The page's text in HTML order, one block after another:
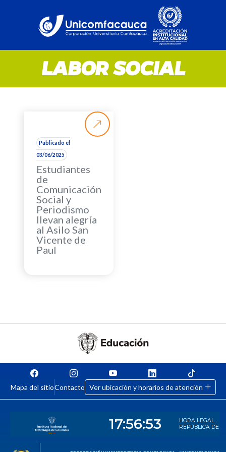
LABOR SOCIAL
Publicado el
03/06/2025
Estudiantes
de
Comunicación
Social y
Periodismo
llevan alegría
al Asilo San
Vicente de
Paul
Mapa del sitioContacto Ver ubicación y horarios de atención